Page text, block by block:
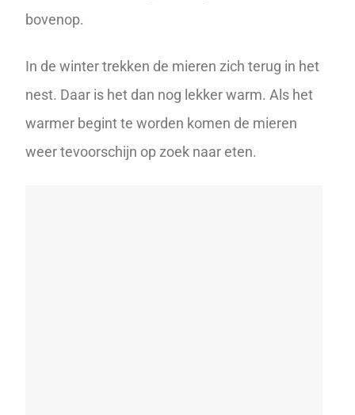
bovenop.
In de winter trekken de mieren zich terug in het
nest. Daar is het dan nog lekker warm. Als het
warmer begint te worden komen de mieren
weer tevoorschijn op zoek naar eten.